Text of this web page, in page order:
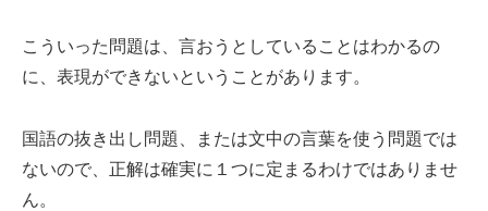
こういった問題は、言おうとしていることはわかるの
に、表現ができないということがあります。
国語の抜き出し問題、または文中の言葉を使う問題では
ないので、正解は確実に１つに定まるわけではありませ
ん。